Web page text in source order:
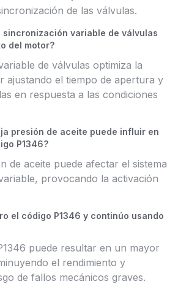
de las válvulas.
sincronización variable de válvulas
del motor?
de válvulas optimiza la
ajustando el tiempo de apertura y
en respuesta a las condiciones
presión de aceite puede influir en
P1346?
de aceite puede afectar el sistema
provocando la activación
el código P1346 y continúo usando
puede resultar en un mayor
el rendimiento y
de fallos mecánicos graves.